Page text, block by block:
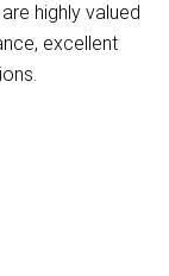
highly valued
excellent